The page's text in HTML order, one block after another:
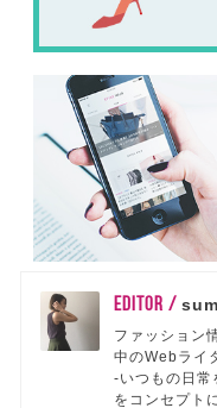
EDITOR /
ファッション
中のWebライ
-いつもの日常
をコンセプト